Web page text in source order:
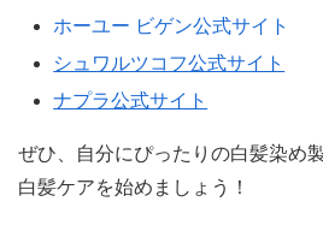
ホーユー ビゲン公式サイト
シュワルツコフ公式サイト
ナプラ公式サイト
ぜひ、自分にぴったりの白髪染め
白髪ケアを始めましょう！